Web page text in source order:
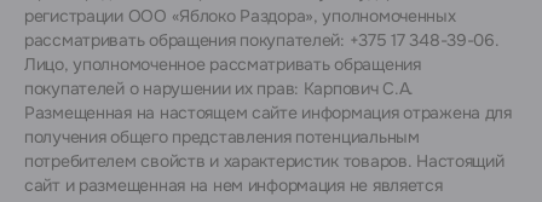
регистрации ООО «Яблоко Раздора», уполномоченных
рассматривать обращения покупателей: +375 17 348-39-06.
Лицо, уполномоченное рассматривать обращения
покупателей о нарушении их прав: Карпович С.А.
Размещенная на настоящем сайте информация отражена для
получения общего представления потенциальным
потребителем свойств и характеристик товаров. Настоящий
сайт и размещенная на нем информация не является